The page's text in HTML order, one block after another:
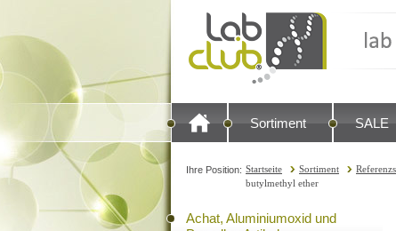
Sortiment SALE
Ihre Position: Startseite Sortiment
butylmethyl ether
Achat, Aluminiumoxid und